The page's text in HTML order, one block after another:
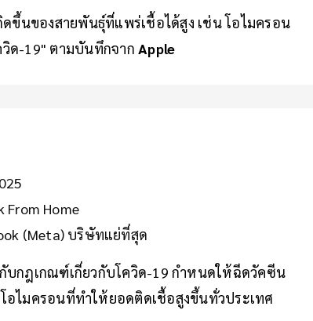
ขึ้นของสายพันธุ์ที่แพร่เชื้อได้สูง เช่น โอไมครอน
วิด-19" ตามบันทึกจากApple
From Home
(Meta) บริษัทแย่ที่สุด
บกฎเกณฑ์เกี่ยวกับโควิด-19 กำหนดให้ฉีดวัคซีน
อไมครอนที่ทำให้ยอดติดเชื้อสูงขึ้นทั่วประเทศ